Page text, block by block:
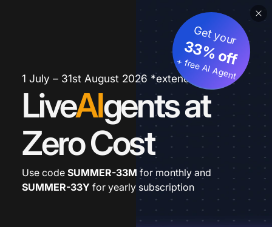
1 July – 31st August 2026 *extended
LiveAIgents at
Zero Cost
Get your
33% off
+ free AI Agent
Use code SUMMER-33M for monthly and
SUMMER-33Y for yearly subscription